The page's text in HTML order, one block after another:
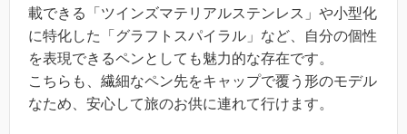
載できる「ツインズマテリアルステンレス」や小型化
に特化した「グラフトスパイラル」など、自分の個性
を表現できるペンとしても魅力的な存在です。
こちらも、繊細なペン先をキャップで覆う形のモデル
なため、安心して旅のお供に連れて行けます。